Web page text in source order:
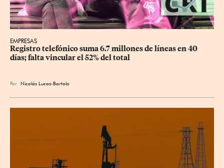
EMPRESAS
Registro telefónico suma 6.7 millones de líneas en 40
días; falta vincular el 52% del total
Por Nicolás Lucas-Bartolo